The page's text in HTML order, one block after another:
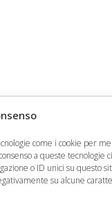
come i cookie per
a queste tecnologie
o ID unici su questo
su alcune
DI INGEGNERI
riservati -